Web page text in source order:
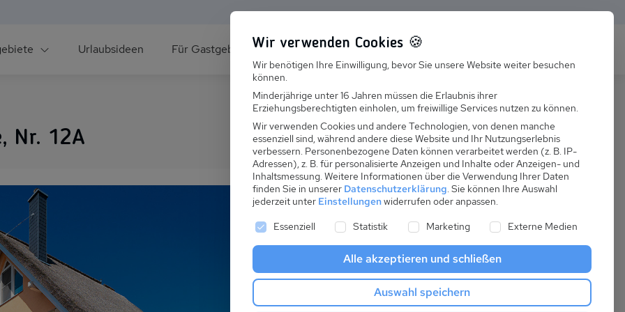
Suchen
Winter
Skiurlaub
Urlaubsideen Für Gastgeber Über uns Karriere
Ausbildung
Nr. 12A
ab
pro Nacht
Anreise
Wir verwenden Cookies 🍪
Wir benötigen Ihre Einwilligung, bevor Sie unsere Website weiter besuchen
können.
Minderjährige unter 16 Jahren müssen die Erlaubnis ihrer
Erziehungsberechtigten einholen, um freiwillige Services nutzen zu können.
Wir verwenden Cookies und andere Technologien, von denen manche
essenziell sind, während andere diese Website und Ihr Nutzungserlebnis
verbessern. Personenbezogene Daten können verarbeitet werden (z. B. IP-
Adressen), z. B. für personalisierte Anzeigen und Inhalte oder Anzeigen- und
Inhaltsmessung. Weitere Informationen über die Verwendung Ihrer Daten
finden Sie in unserer Datenschutzerklärung. Sie können Ihre Auswahl
jederzeit unter Einstellungenwiderrufen oder anpassen.
Es folgt eine Liste der Service-Gruppen, für die eine Einwilligung
Essenziell Statistik Marketing Externe Medien
Alle akzeptieren und schließen
Auswahl speichern